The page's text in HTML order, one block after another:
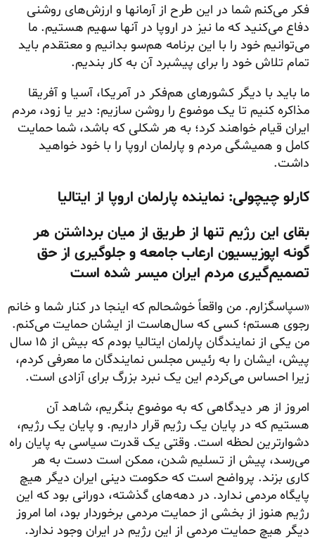
فکر می‌کنم شما در این طرح از آرمانها و ارزش‌های روشنی
دفاع می‌کنید که ما نیز در اروپا در آنها سهیم هستیم. ما
می‌توانیم خود را با این برنامه هم‌سو بدانیم و معتقدم باید
تمام تلاش خود را برای پیشبرد آن به کار بندیم.
ما باید با دیگر کشورهای هم‌فکر در آمریکا، آسیا و آفریقا
مذاکره کنیم تا یک موضوع را روشن سازیم: دیر یا زود، مردم
ایران قیام خواهند کرد؛ به هر شکلی که باشد، شما حمایت
کامل و همیشگی مردم و پارلمان اروپا را با خود خواهید
داشت.
کارلو چیچولی: نماینده پارلمان اروپا از ایتالیا
بقای این رژیم تنها از طریق از میان برداشتن هر
گونه اپوزیسیون ارعاب جامعه و جلوگیری از حق
تصمیم‌گیری مردم ایران میسر شده است
«سپاسگزارم. من واقعاً خوشحالم که اینجا در کنار شما و خانم
رجوی هستم؛ کسی که سال‌هاست از ایشان حمایت می‌کنم.
من یکی از نمایندگان پارلمان ایتالیا بودم که بیش از ۱۵ سال
پیش، ایشان را به رئیس مجلس نمایندگان ما معرفی کردم،
زیرا احساس می‌کردم این یک نبرد بزرگ برای آزادی است.
امروز از هر دیدگاهی که به موضوع بنگریم، شاهد آن
هستیم که در پایان یک رژیم قرار داریم. و پایان یک رژیم،
دشوارترین لحظه است. وقتی یک قدرت سیاسی به پایان راه
می‌رسد، پیش از تسلیم شدن، ممکن است دست به هر
کاری بزند. پرواضح است که حکومت دینی ایران دیگر هیچ
پایگاه مردمی ندارد. در دهه‌های گذشته، دورانی بود که این
رژیم هنوز از بخشی از حمایت مردمی برخوردار بود، اما امروز
دیگر هیچ حمایت مردمی از این رژیم در ایران وجود ندارد.